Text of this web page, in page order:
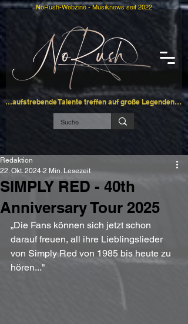
…aufstrebende Talente treffen auf große Legenden…
NoRush-Webzine - Musiknews seit 2022
SIMPLY RED - 40th
Anniversary Tour 2025
Redaktion
22. Okt. 2024 2 Min. Lesezeit
„Die Fans können sich jetzt schon
darauf freuen, all ihre Lieblingslieder
von Simply Red von 1985 bis heute zu
hören..."